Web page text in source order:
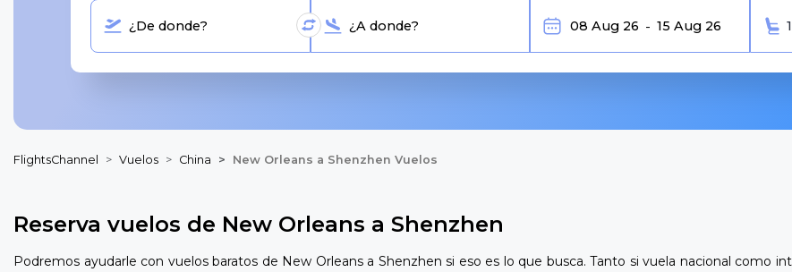
FlightsChannel Vuelos China New Orleans a Shenzhen Vuelos
Reserva vuelos de New Orleans a Shenzhen
Podremos ayudarle con vuelos baratos de New Orleans a Shenzhen si eso es lo que busca. Tanto si vuela nacional como